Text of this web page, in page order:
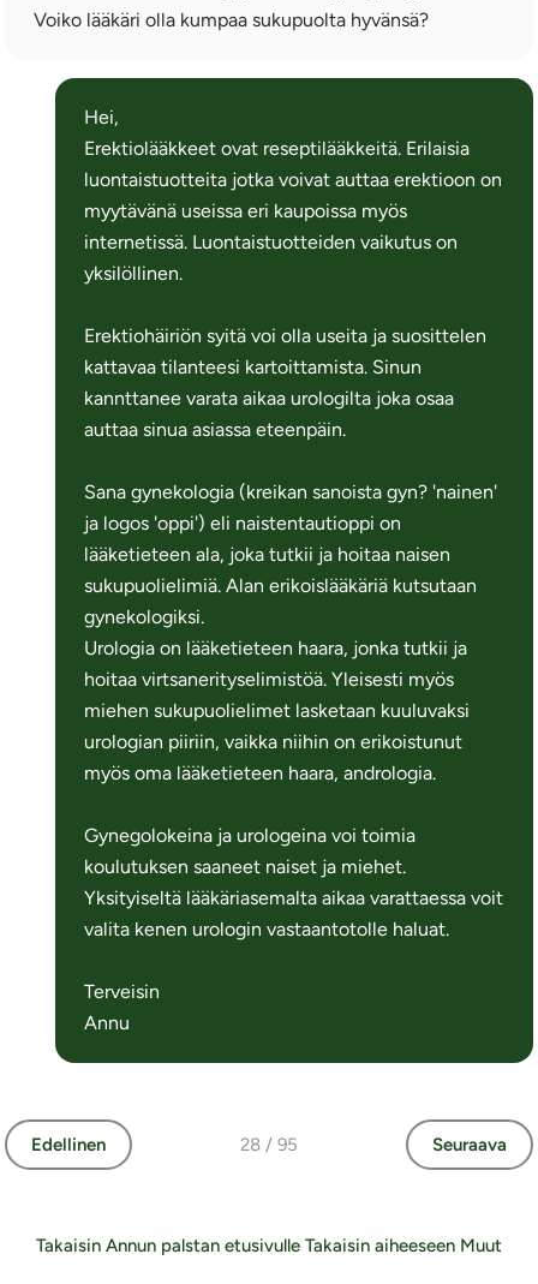
Voiko lääkäri olla kumpaa sukupuolta hyvänsä?
Hei,
Erektiolääkkeet ovat reseptilääkkeitä. Erilaisia
luontaistuotteita jotka voivat auttaa erektioon on
myytävänä useissa eri kaupoissa myös
internetissä. Luontaistuotteiden vaikutus on
yksilöllinen.
Erektiohäiriön syitä voi olla useita ja suosittelen
kattavaa tilanteesi kartoittamista. Sinun
kannttanee varata aikaa urologilta joka osaa
auttaa sinua asiassa eteenpäin.
Sana gynekologia (kreikan sanoista gyn? 'nainen'
ja logos 'oppi') eli naistentautioppi on
lääketieteen ala, joka tutkii ja hoitaa naisen
sukupuolielimiä. Alan erikoislääkäriä kutsutaan
gynekologiksi.
Urologia on lääketieteen haara, jonka tutkii ja
hoitaa virtsanerityselimistöä. Yleisesti myös
miehen sukupuolielimet lasketaan kuuluvaksi
urologian piiriin, vaikka niihin on erikoistunut
myös oma lääketieteen haara, andrologia.
Gynegolokeina ja urologeina voi toimia
koulutuksen saaneet naiset ja miehet.
Yksityiseltä lääkäriasemalta aikaa varattaessa voit
valita kenen urologin vastaantotolle haluat.
Terveisin
Annu
Edellinen 28 / 95 Seuraava
Takaisin Annun palstan etusivulle Takaisin aiheeseen Muut